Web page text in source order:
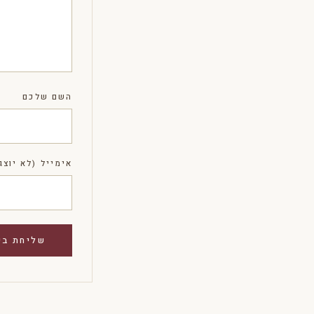
השם שלכם
אימייל (לא